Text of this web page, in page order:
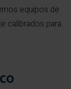
equipos de
calibrados para